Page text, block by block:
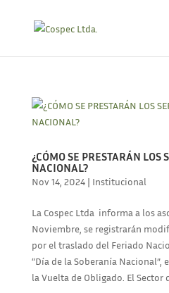
¿CÓMO SE PRESTARÁN LOS
NACIONAL?
Nov 14, 2024| Institucional
La Cospec Ltda informa a los
Noviembre, se registrarán
por el traslado del Feriado
“Día de la Soberanía
la Vuelta de Obligado. El Sector